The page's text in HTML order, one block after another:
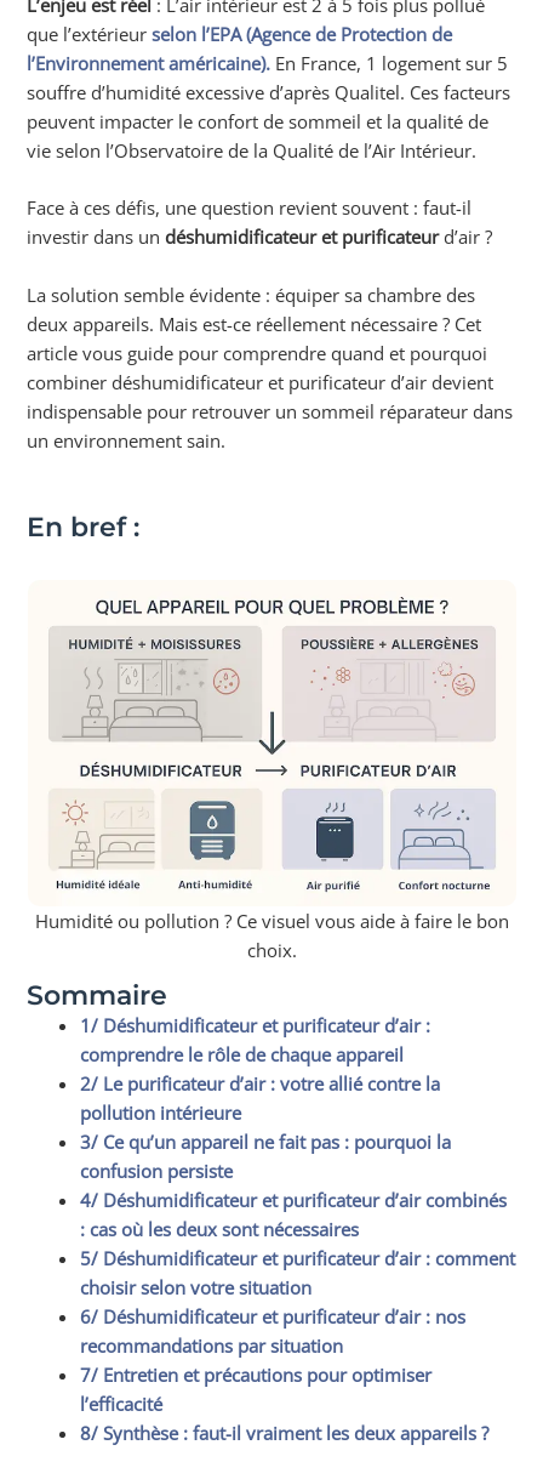
que l’extérieurselon l’EPA (Agence de Protection de
l’Environnement américaine). En France, 1 logement sur 5
souffre d’humidité excessive d’après Qualitel. Ces facteurs
peuvent impacter le confort de sommeil et la qualité de
vie selon l’Observatoire de la Qualité de l’Air Intérieur.
Face à ces défis, une question revient souvent : faut-il
investir dans undéshumidificateur et purificateurd’air ?
La solution semble évidente : équiper sa chambre des
deux appareils. Mais est-ce réellement nécessaire ? Cet
article vous guide pour comprendre quand et pourquoi
combiner déshumidificateur et purificateur d’air devient
indispensable pour retrouver un sommeil réparateur dans
un environnement sain.
En bref :
Humidité ou pollution ? Ce visuel vous aide à faire le bon
choix.
Sommaire
1/ Déshumidificateur et purificateur d’air :
comprendre le rôle de chaque appareil
2/ Le purificateur d’air : votre allié contre la
pollution intérieure
3/ Ce qu’un appareil ne fait pas : pourquoi la
confusion persiste
4/ Déshumidificateur et purificateur d’air combinés
: cas où les deux sont nécessaires
5/ Déshumidificateur et purificateur d’air : comment
choisir selon votre situation
6/ Déshumidificateur et purificateur d’air : nos
recommandations par situation
7/ Entretien et précautions pour optimiser
l’efficacité
8/ Synthèse : faut-il vraiment les deux appareils ?